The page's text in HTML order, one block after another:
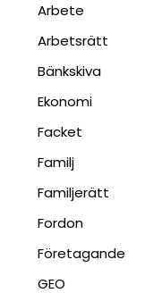
Arbete
Arbetsrätt
Bänkskiva
Ekonomi
Facket
Familj
Familjerätt
Fordon
Företagande
GEO